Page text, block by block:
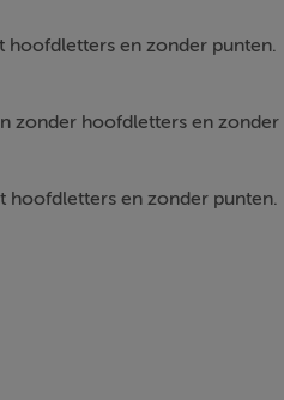
hoofdletters en zonder punten.
zonder hoofdletters en zonder
hoofdletters en zonder punten.